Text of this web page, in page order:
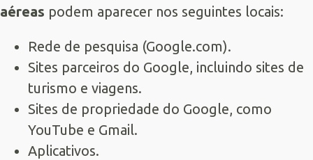
aéreas podem aparecer nos seguintes locais:
Rede de pesquisa (Google.com).
Sites parceiros do Google, incluindo sites de
turismo e viagens.
Sites de propriedade do Google, como
YouTube e Gmail.
Aplicativos.